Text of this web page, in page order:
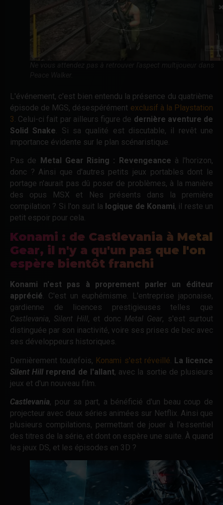
L'événement, c'est bien entendu la présence du quatrième
épisode de MGS, désespérément exclusif à la Playstation
3 . Celui-ci fait par ailleurs figure de dernière aventure de
Solid Snake . Si sa qualité est discutable, il revêt une
importance évidente sur le plan scénaristique.
Pas de Metal Gear Rising : Revengeance à l'horizon,
donc ? Ainsi que d'autres petits jeux portables dont le
portage n'aurait pas dû poser de problèmes, à la manière
des opus MSX et Nes présents dans la première
compilation ? Si l'on suit la logique de Konami, il reste un
petit espoir pour cela.
Konami : de Castlevania à Metal
Gear, il n'y a qu'un pas que l'on
espère bientôt franchi
Konami n'est pas à proprement parler un éditeur
apprécié. C'est un euphémisme. L'entreprise japonaise,
gardienne de licences prestigieuses telles que
Castlevania, Silent Hill, et donc Metal Gear, s'est surtout
distinguée par son inactivité, voire ses prises de bec avec
ses développeurs historiques.
Dernièrement toutefois, Konami s'est réveillé La licence
Silent Hill reprend de l'allant, avec la sortie de plusieurs
jeux et d'un nouveau film.
Castlevania, pour sa part, a bénéficié d'un beau coup de
projecteur avec deux séries animées sur Netflix. Ainsi que
plusieurs compilations, permettant de jouer à l'essentiel
des titres de la série, et dont on espère une suite. À quand
les jeux DS, et les épisodes en 3D ?